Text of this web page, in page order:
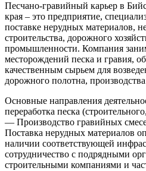
Песчано-гравийный карьер в
края – это предприятие,
поставке нерудных материалов,
строительства, дорожного
промышленности. Компания
месторождений песка и гравия,
качественным сырьем для
дорожного полотна,
Основные направления
переработка песка
— Производство гравийных
Поставка нерудных материалов
наличии соответствующей
сотрудничество с подрядными
строительными компаниями и